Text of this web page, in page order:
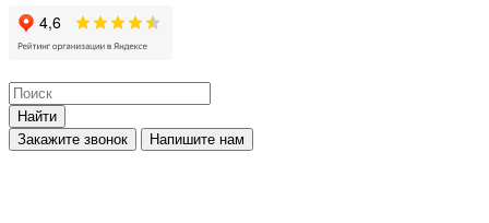
Найти
Закажите звонок
Напишите нам